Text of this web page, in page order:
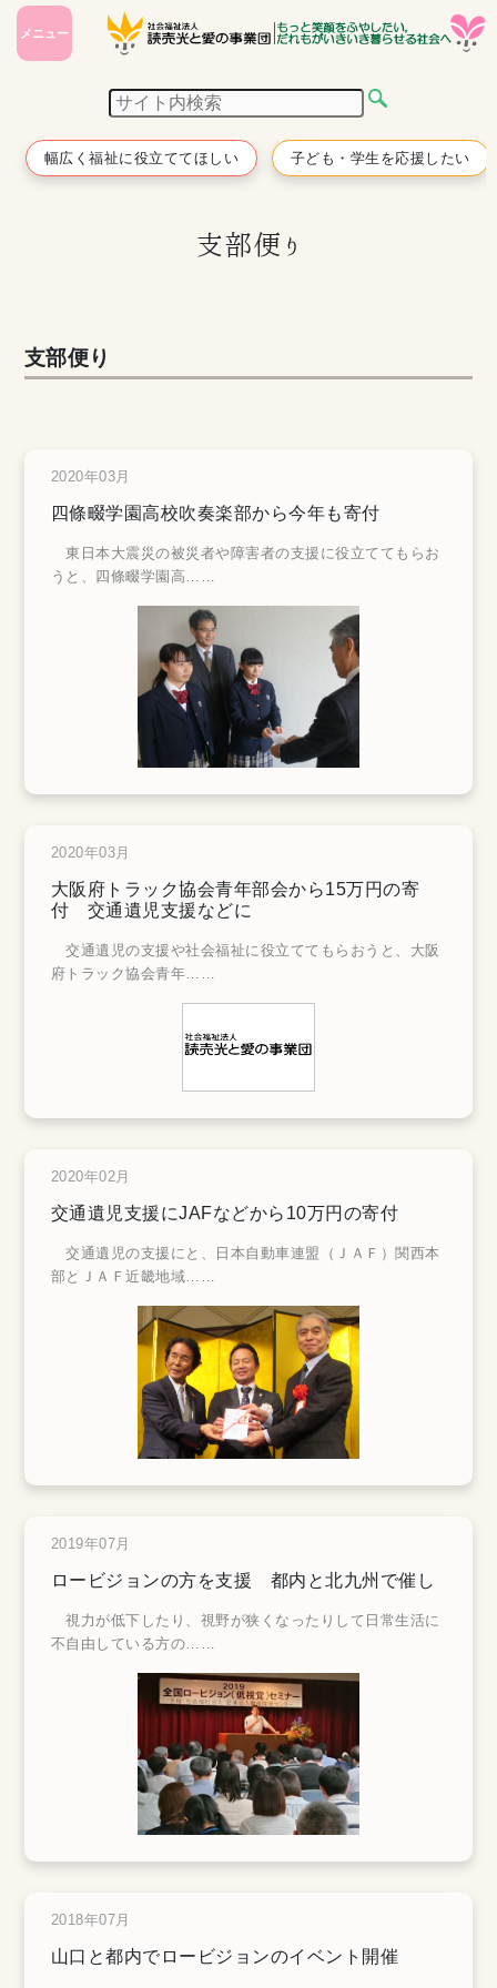
メニュー
幅広く福祉に役立ててほしい 子ども・学生を応援したい
支部便り
支部便り
2020年03月
四條畷学園高校吹奏楽部から今年も寄付
東日本大震災の被災者や障害者の支援に役立ててもらお
うと、四條畷学園高……
2020年03月
大阪府トラック協会青年部会から15万円の寄
付 交通遺児支援などに
交通遺児の支援や社会福祉に役立ててもらおうと、大阪
府トラック協会青年……
2020年02月
交通遺児支援にJAFなどから10万円の寄付
交通遺児の支援にと、日本自動車連盟（ＪＡＦ）関西本
部とＪＡＦ近畿地域……
2019年07月
ロービジョンの方を支援 都内と北九州で催し
視力が低下したり、視野が狭くなったりして日常生活に
不自由している方の
2018年07月
山口と都内でロービジョンのイベント開催